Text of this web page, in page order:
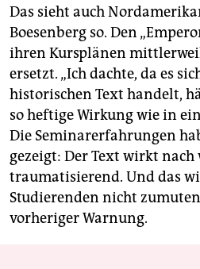
Das sieht auch
Boesenberg so. Den
ihren Kursplänen
ersetzt. „Ich dachte, da es
historischen Text handelt,
so heftige Wirkung wie in
Die Seminarerfahrungen
gezeigt: Der Text wirkt nach
traumatisierend. Und das
Studierenden nicht
vorheriger Warnung.